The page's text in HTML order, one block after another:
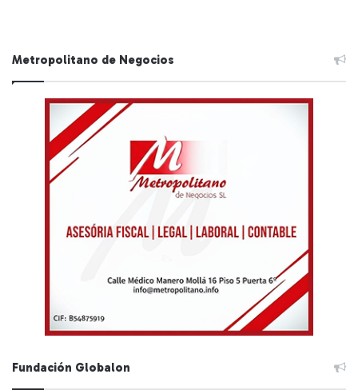
Metropolitano de Negocios
Fundación Globalon